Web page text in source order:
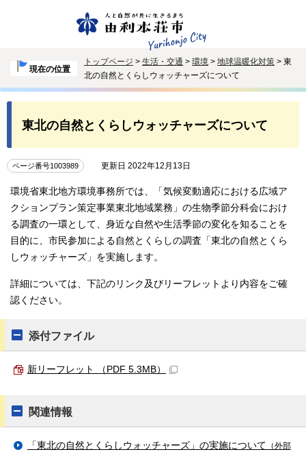
現在の位置
トップページ > 生活・交通 > 環境 > 地球温暖化対策 > 東
北の自然とくらしウォッチャーズについて
東北の自然とくらしウォッチャーズについて
ページ番号1003989 更新日 2022年12月13日
環境省東北地方環境事務所では、「気候変動適応における広域ア
クションプラン策定事業東北地域業務」の生物季節分科会におけ
る調査の一環として、身近な自然や生活季節の変化を知ることを
目的に、市民参加による自然とくらしの調査「東北の自然とくら
しウォッチャーズ」を実施します。
詳細については、下記のリンク及びリーフレットより内容をご確
認ください。
添付ファイル
新リーフレット （PDF 5.3MB）
関連情報
「東北の自然とくらしウォッチャーズ」の実施について （外部